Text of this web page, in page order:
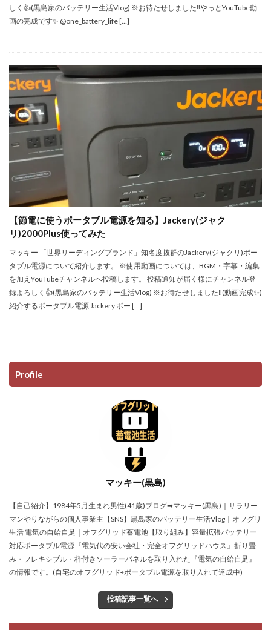
しく👍(黒島家のバッテリー生活Vlog) ※お待たせしました‼やっとYouTube動
画の完成です✨ @one_battery_life […]
【節電に使うポータブル電源を知る】Jackery(ジャク
リ)2000Plus使ってみた
マッキー 「世界リーディングブランド」知名度抜群のJackery(ジャクリ)ポー
タブル電源について紹介します。 ※使用動画については、BGM・字幕・編集
を加えYouTubeチャンネルへ投稿します。 投稿通知が届く様にチャンネル登
録よろしく👍(黒島家のバッテリー生活Vlog) ※お待たせしました‼(動画完成✨)
紹介するポータブル電源 Jackery ポー […]
Profile
マッキー(黒島)
【自己紹介】1984年5月生まれ男性(41歳)ブログ➡マッキー(黒島)｜サラリー
マンやりながらの個人事業主【SNS】黒島家のバッテリー生活Vlog｜オフグリ
生活 電気の自給自足｜オフグリッド蓄電池【取り組み】容量拡張バッテリー
対応ポータブル電源『電気代の安い会社・完全オフグリッドハウス』折り畳
み・フレキシブル・枠付きソーラーパネルを取り入れた『電気の自給自足』
の情報です。(自宅のオフグリッド⇨ポータブル電源を取り入れて達成中)
投稿記事一覧へ